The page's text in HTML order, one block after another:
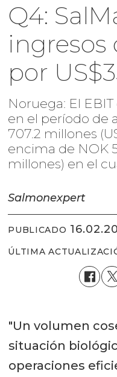
Q4:
ingresos
por
Noruega: El
en el período de
707.2 millones
encima de NOK
millones) en el
Salmonexpert
PUBLICADO
ÚLTIMA
"Un volumen
situación
operaciones